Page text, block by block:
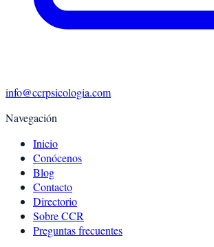
info@ccrpsicologia.com
Navegación
Inicio
Conócenos
Blog
Contacto
Directorio
Sobre CCR
Preguntas frecuentes